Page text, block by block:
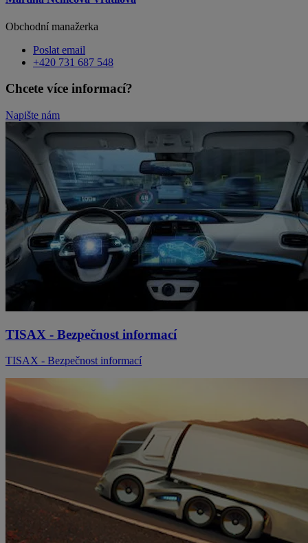
Obchodní manažerka
Poslat email
+420 731 687 548
Chcete více informací?
Napište nám
TISAX - Bezpečnost informací
TISAX - Bezpečnost informací